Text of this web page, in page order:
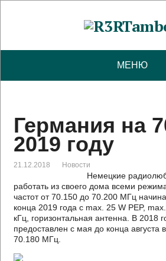
МЕНЮ
Германия на
2019 году
21.12.2018 Новости
Немецкие
работать из своего дома всеми
частот от 70.150 до 70.200 МГц
конца 2019 года с max. 25 W PEP,
кГц, горизонтальная антенна. В 2018
предоставлен с мая до конца
70.180 МГц.